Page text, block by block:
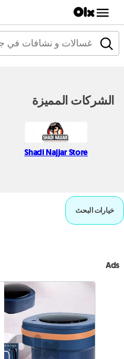
الشركات المميزة
Shadi Najjar Store
خيارات البحث
Ads